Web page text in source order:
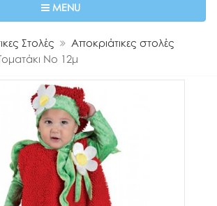
MENUToggle navigation
Στολές
Αποκριάτικες στολές
Νο 12μ